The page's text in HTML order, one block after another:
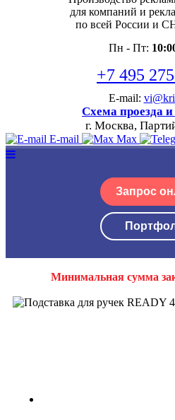
для компаний и
по всей России и
Пн - Пт:
+7 495
E-mail:
Схема проезда
г. Москва,
E-mail Max
Запрос
Минимальная сумма